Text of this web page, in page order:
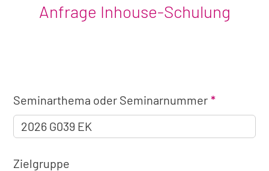
Anfrage Inhouse-Schulung
Angaben
zum
Seminar
Seminarthema oder Seminarnummer
Zielgruppe